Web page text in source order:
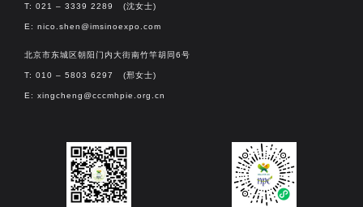
T: 021 – 3339 2289 (沈女士)
E: nico.shen@imsinoexpo.com
北京市东城区朝阳门内大街南竹竿胡同6号
T: 010 – 5803 6297 (邢女士)
E: xingcheng@cccmhpie.org.cn